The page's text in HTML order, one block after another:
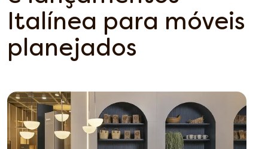
Italínea para móveis
planejados